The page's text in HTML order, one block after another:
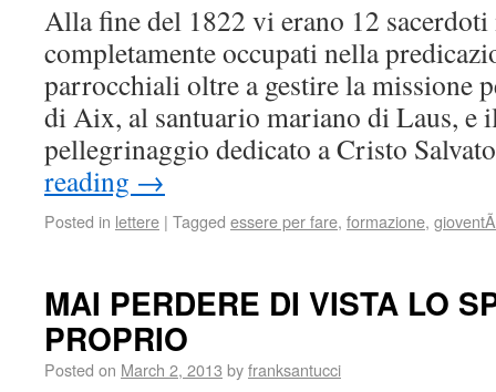
Alla fine del 1822 vi erano 12
completamente occupati nella
parrocchiali oltre a gestire la missione
di Aix, al santuario mariano di Laus, e
pellegrinaggio dedicato a Cristo
reading →
Posted in lettere | Tagged essere per fare, formazione,
MAI PERDERE DI VISTA LO
PROPRIO
Posted on March 2, 2013 byfranksantucci